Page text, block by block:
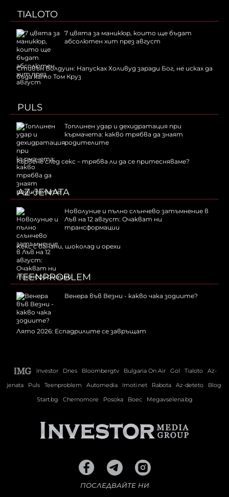
TIALOTO
7 цвята за маникюр, които ще бъдат
абсолютен хит през август
Стивън Болдуин: Напусках Холивуд заради Бог, не исках да
бъда като Том Круз
PULS
Топлинен удар и дехидратация при
кърмачета: какво трябва да знаят
родителите
Кървене след секс – трябва ли да се притесняваме?
AZ-JENATA
Новолуние и пълно слънчево затъмнение в
Лъв на 12 август: Очакват ни
трансформации
Kекс с банани, шоколад и орехи
TEENPROBLEM
Венера във Везни - какво чака зодиите?
Лято 2026: Еспадрилите се завръщат
Investor Dnes Bloombergtv Bulgaria On Air Gol Tialoto
Az-
jenata
Puls Teenproblem Automedia Imoti.net Rabota Az-deteto
Blog
Start.bg
Chernomore Posoka Boec Megavselena.bg
ПОСЛЕДВАЙТЕ НИ